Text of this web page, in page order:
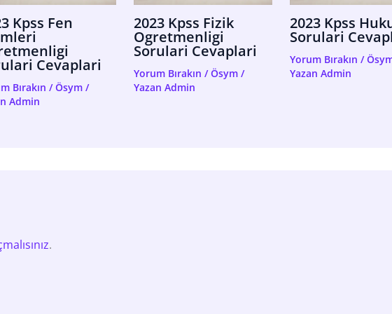
Kpss Fen
Cevaplari
Bırakın /Ösym/
Admin
2023 Kpss Fizik
Ogretmenligi
Sorulari Cevaplari
Yorum Bırakın /Ösym /
Yazan Admin
2023 Kpss
Sorulari
Yorum Bırakın /
Yazan Admin
.